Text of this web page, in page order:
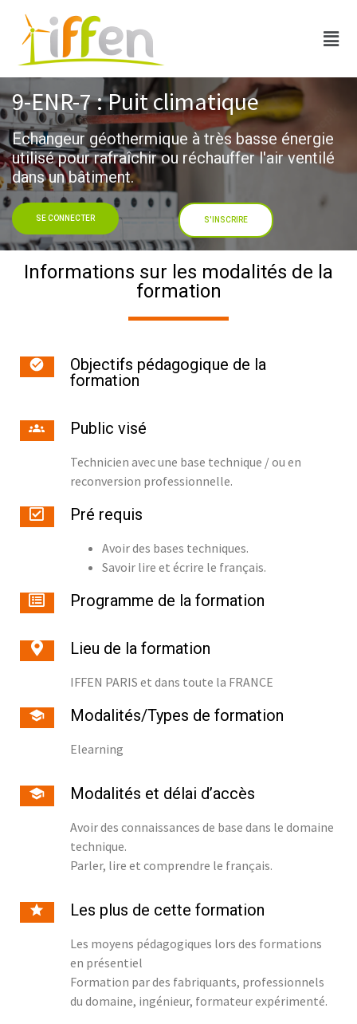
9-ENR-7 : Puit climatique​
Echangeur géothermique à très basse énergie
utilisé pour rafraîchir ou réchauffer l'air ventilé
dans un bâtiment.
SE CONNECTER S'INSCRIRE
Informations sur les modalités de la
formation
Objectifs pédagogique de la
formation
Public visé
Technicien avec une base technique / ou en
reconversion professionnelle.
Pré requis
Avoir des bases techniques.
Savoir lire et écrire le français.
Programme de la formation
Lieu de la formation
IFFEN PARIS et dans toute la FRANCE
Modalités/Types de formation
Elearning
Modalités et délai d’accès
Avoir des connaissances de base dans le domaine
technique.
Parler, lire et comprendre le français.
Les plus de cette formation
Les moyens pédagogiques lors des formations
en présentiel
Formation par des fabriquants, professionnels
du domaine, ingénieur, formateur expérimenté.